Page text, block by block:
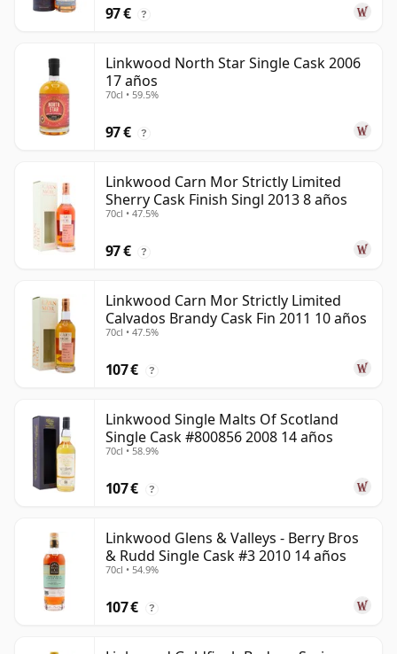
97 € ?
Linkwood North Star Single Cask 2006
17 años
70cl • 59.5%
97 € ?
Linkwood Carn Mor Strictly Limited
Sherry Cask Finish Singl 2013 8 años
70cl • 47.5%
97 € ?
Linkwood Carn Mor Strictly Limited
Calvados Brandy Cask Fin 2011 10 años
70cl • 47.5%
107 € ?
Linkwood Single Malts Of Scotland
Single Cask #800856 2008 14 años
70cl • 58.9%
107 € ?
Linkwood Glens & Valleys - Berry Bros
& Rudd Single Cask #3 2010 14 años
70cl • 54.9%
107 € ?